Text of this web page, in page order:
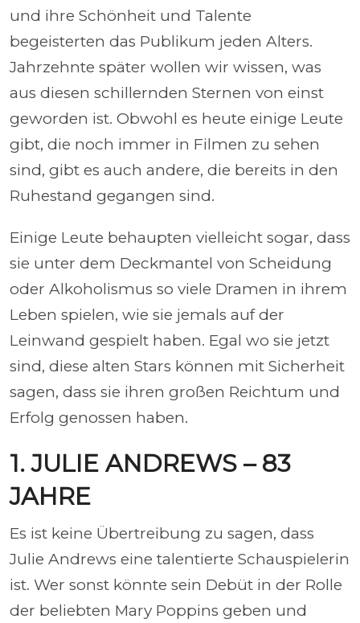
und ihre Schönheit und Talente
begeisterten das Publikum jeden Alters.
Jahrzehnte später wollen wir wissen, was
aus diesen schillernden Sternen von einst
geworden ist. Obwohl es heute einige Leute
gibt, die noch immer in Filmen zu sehen
sind, gibt es auch andere, die bereits in den
Ruhestand gegangen sind.
Einige Leute behaupten vielleicht sogar, dass
sie unter dem Deckmantel von Scheidung
oder Alkoholismus so viele Dramen in ihrem
Leben spielen, wie sie jemals auf der
Leinwand gespielt haben. Egal wo sie jetzt
sind, diese alten Stars können mit Sicherheit
sagen, dass sie ihren großen Reichtum und
Erfolg genossen haben.
1. JULIE ANDREWS – 83
JAHRE
Es ist keine Übertreibung zu sagen, dass
Julie Andrews eine talentierte Schauspielerin
ist. Wer sonst könnte sein Debüt in der Rolle
der beliebten Mary Poppins geben und